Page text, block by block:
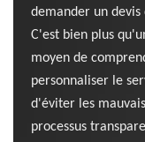
demander un devis
C'est bien plus
moyen de
personnaliser le
d'éviter les
processus